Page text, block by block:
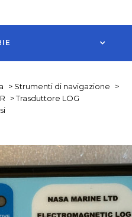
> Strumenti di navigazione
>
>Trasduttore LOG